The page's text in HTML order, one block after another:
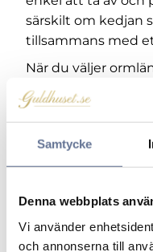
Samtycke
Denna webbplats
Vi använder
och annonserna till
särskilt om kedjan
tillsammans med
När du väljer
viktigaste
45 cm sitter
cm ger ett mer
längder som
och känsla. En